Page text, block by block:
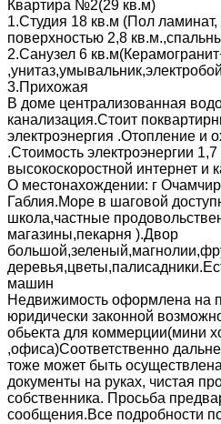
Квартира №2(29 кв.м)
1.Студия 18 кв.м (Пол ламинат,
поверхностью 2,8
2.Санузел 6
3.Прихожая
В доме централизованная
канализация.Стоит
электроэнергия .Отопление и
.Стоимость электроэнергии
высокоскоростной интернет и
О местонахождении: г
Габлия.Море в шаговой
школа,частные
магазины,пекарня ).Двор
машин
Недвижимость оформлена на
юридически законной
обьекта для коммерции(мини
,офиса)Соответственно
тоже может быть
документы на руках, чистая
собственника. Просьба
сообщения.Все подробности